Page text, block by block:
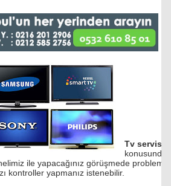
Tv servisi
konusunda
ile yapacağınız görüşmede problemi
kontroller yapmanız istenebilir.